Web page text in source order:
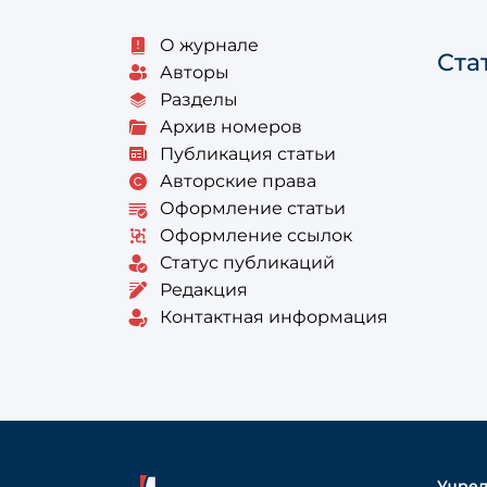
О журнале
Авторы
Разделы
Архив номеров
Публикация статьи
Авторские права
Оформление статьи
Оформление ссылок
Статус публикаций
Редакция
Контактная информация